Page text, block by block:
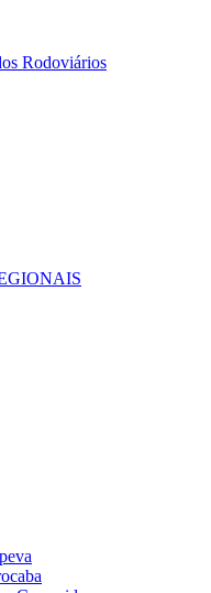
Rodoviários